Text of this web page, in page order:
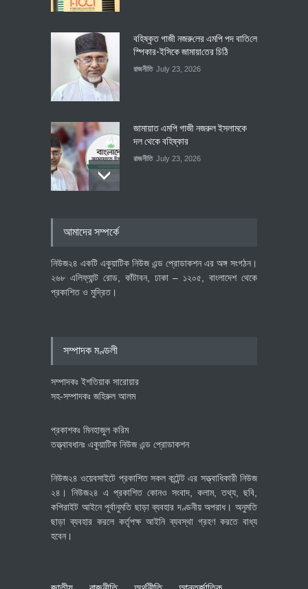
বহিষ্কৃত গাজী নজরু‌লের এম‌পি পদ বা‌তি‌লে
স্পিকার-ইসিকে জামায়া‌তের চি‌ঠি
রাজনীতি July 23, 2026
জামায়াত এমপি গাজী নজরুল ইসলামকে
দল থেকে বহিষ্কার
রাজনীতি July 23, 2026
আমাদের সম্পর্কে
নিউজ২৪ একটি একুয়াটিক নিউজ এন্ড প্রোডাকশন এর অঙ্গ সংগঠন।
২৬৮ এলিফ্যান্ট রোড, কাঁটাবন, ঢাকা – ১২০৫, বাংলাদেশ থেকে
প্রকাশিত ও মুদ্রিত।
সম্পাদক মণ্ডলী
সম্পাদকঃ ইশতিয়াক সারোয়ার
সহ-সম্পাদকঃ জহিরুল আলম
প্রকাশকঃ মিনহাজুল করিম
তত্ত্বাবধানঃ একুয়াটিক নিউজ এন্ড প্রোডাকশন
নিউজ২৪ ওয়েবসাইটে প্রকাশিত সকল কন্টেন্ট এর সত্ত্বাধিকারী নিউজ
২৪। নিউজ২৪ এ প্রকাশিত কোনও সংবাদ, কলাম, তথ্য, ছবি,
কপিরাইট আইনে পূর্বানুমতি ছাড়া ব্যবহার দণ্ডনীয় অপরাধ। অনুমতি
ছাড়া ব্যবহার করলে কর্তৃপক্ষ আইনি ব্যবস্থা গ্রহণ করতে বাধ্য
হবেন।